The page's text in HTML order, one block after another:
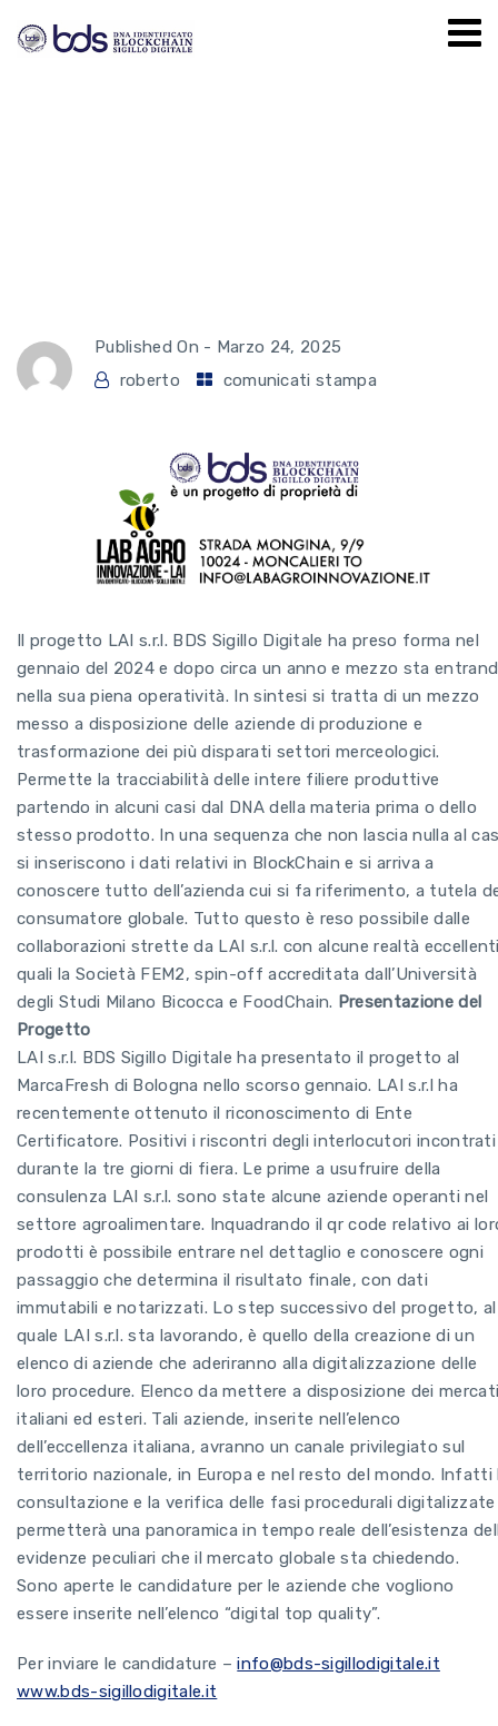
LAI S.R.L. BDS SIGILLO
Published On - Marzo 24, 2025
roberto
comunicati stampa
Il progetto LAI s.r.l. BDS Sigillo Digitale ha preso forma nel
gennaio del 2024 e dopo circa un anno e mezzo sta
nella sua piena operatività. In sintesi si tratta di un mezzo
messo a disposizione delle aziende di produzione e
trasformazione dei più disparati settori merceologici.
Permette la tracciabilità delle intere filiere produttive
partendo in alcuni casi dal DNA della materia prima o dello
stesso prodotto. In una sequenza che non lascia nulla al
si inseriscono i dati relativi in BlockChain e si arriva a
conoscere tutto dell’azienda cui si fa riferimento, a tutela
consumatore globale. Tutto questo è reso possibile dalle
collaborazioni strette da LAI s.r.l. con alcune realtà
quali la Società FEM2, spin-off accreditata dall’Università
degli Studi Milano Bicocca e FoodChain. Presentazione del
Progetto
LAI s.r.l. BDS Sigillo Digitale ha presentato il progetto al
MarcaFresh di Bologna nello scorso gennaio. LAI s.r.l ha
recentemente ottenuto il riconoscimento di Ente
Certificatore. Positivi i riscontri degli interlocutori incontrati
durante la tre giorni di fiera. Le prime a usufruire della
consulenza LAI s.r.l. sono state alcune aziende operanti nel
settore agroalimentare. Inquadrando il qr code relativo ai
prodotti è possibile entrare nel dettaglio e conoscere ogni
passaggio che determina il risultato finale, con dati
immutabili e notarizzati. Lo step successivo del progetto, al
quale LAI s.r.l. sta lavorando, è quello della creazione di un
elenco di aziende che aderiranno alla digitalizzazione delle
loro procedure. Elenco da mettere a disposizione dei
italiani ed esteri. Tali aziende, inserite nell’elenco
dell’eccellenza italiana, avranno un canale privilegiato sul
territorio nazionale, in Europa e nel resto del mondo. Infatti
consultazione e la verifica delle fasi procedurali digitalizzate
permetterà una panoramica in tempo reale dell’esistenza
evidenze peculiari che il mercato globale sta chiedendo.
Sono aperte le candidature per le aziende che vogliono
essere inserite nell’elenco “digital top quality”.
Per inviare le candidature –info@bds-sigillodigitale.it
www.bds-sigillodigitale.it